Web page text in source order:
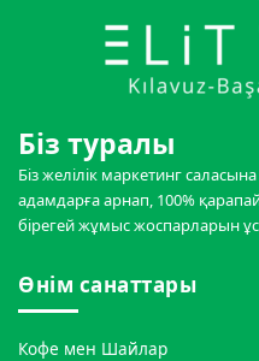
Біз туралы
Біз желілік маркетинг
адамдарға арнап, 100%
бірегей жұмыс жоспарларын
Өнім санаттары
Кофе мен Шайлар